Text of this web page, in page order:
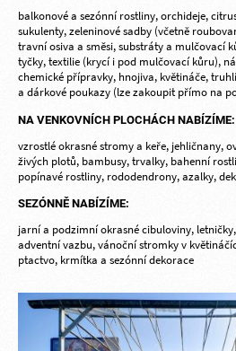
balkonové a sezónní rostliny, orchideje,
sukulenty, zeleninové sadby (včetně
travní osiva a směsi, substráty a mulčovací
tyčky, textilie (krycí i pod mulčovací kůru),
chemické přípravky, hnojiva, květináče,
a dárkové poukazy (lze zakoupit přímo na
NA VENKOVNÍCH PLOCHÁCH NABÍZÍME:
vzrostlé okrasné stromy a keře, jehličnany,
živých plotů, bambusy, trvalky, bahenní
popínavé rostliny, rododendrony, azalky,
SEZÓNNĚ NABÍZÍME:
jarní a podzimní okrasné cibuloviny,
adventní vazbu, vánoční stromky v
ptactvo, krmítka a sezónní dekorace